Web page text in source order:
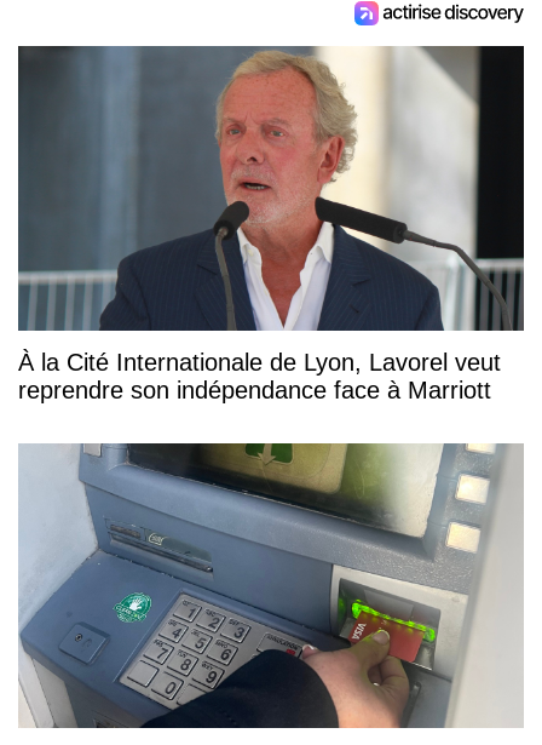
À la Cité Internationale de Lyon, Lavorel veut
reprendre son indépendance face à Marriott